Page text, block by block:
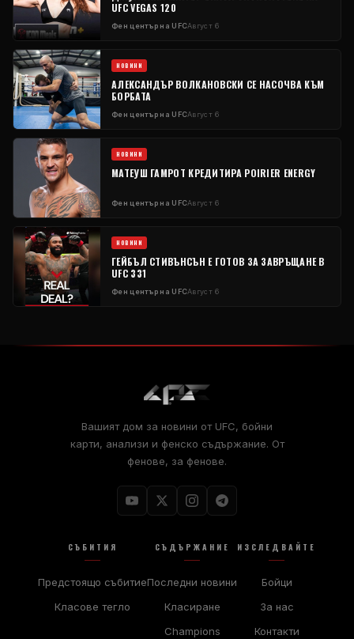
UFC VEGAS 120
Фен център на UFCАвгуст 6
НОВИНИ
АЛЕКСАНДЪР ВОЛКАНОВСКИ СЕ НАСОЧВА КЪМ
БОРБАТА
Фен център на UFCАвгуст 6
НОВИНИ
МАТЕУШ ГАМРОТ КРЕДИТИРА POIRIER ENERGY
Фен център на UFCАвгуст 6
НОВИНИ
ГЕЙБЪЛ СТИВЪНСЪН Е ГОТОВ ЗА ЗАВРЪЩАНЕ В
UFC 331
Фен център на UFCАвгуст 6
Вашият дом за новини от UFC, бойни
карти, анализи и фенско съдържание. От
фенове, за фенове.
СЪБИТИЯ
Предстоящо събитие
Класове тегло
СЪДЪРЖАНИЕ
Последни новини
Класиране
Champions
ИЗСЛЕДВАЙТЕ
Бойци
За нас
Контакти